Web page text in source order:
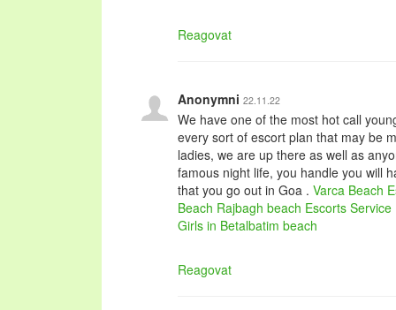
Reagovat
Anonymni 22.11.22
We have one of the most hot call
every sort of escort plan that may be
ladies, we are up there as well as
famous night life, you handle you will
that you go out in Goa . Varca Beach
Beach Rajbagh beach Escorts Service
Girls in Betalbatim beach
Reagovat